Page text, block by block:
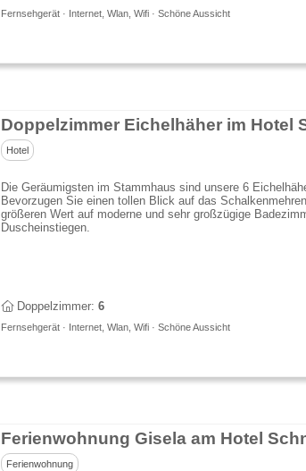
Fernsehgerät · Internet, Wlan, Wifi · Schöne Aussicht
Doppelzimmer Eichelhäher im Hotel
Hotel
Die Geräumigsten im Stammhaus sind unsere 6
Bevorzugen Sie einen tollen Blick auf das
größeren Wert auf moderne und sehr großzügige
Duscheinstiegen.
Doppelzimmer: 6
Fernsehgerät · Internet, Wlan, Wifi · Schöne Aussicht
Ferienwohnung Gisela am Hotel
Ferienwohnung